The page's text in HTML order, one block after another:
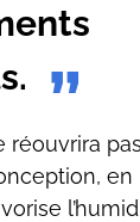
réouvrira